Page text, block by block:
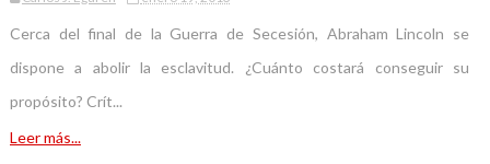
Cerca del final de la Guerra de Secesión, Abraham Lincoln se
dispone a abolir la esclavitud. ¿Cuánto costará conseguir su
propósito? Crít...
Leer más...